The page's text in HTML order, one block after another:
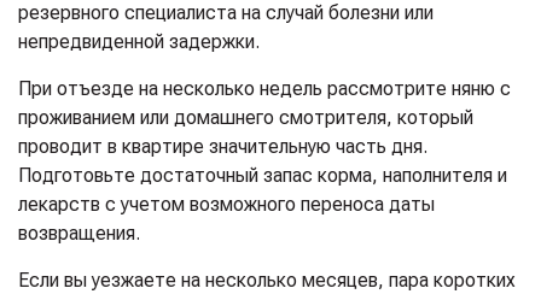
резервного специалиста на случай болезни или
непредвиденной задержки.
При отъезде на несколько недель рассмотрите няню с
проживанием или домашнего смотрителя, который
проводит в квартире значительную часть дня.
Подготовьте достаточный запас корма, наполнителя и
лекарств с учетом возможного переноса даты
возвращения.
Если вы уезжаете на несколько месяцев, пара коротких